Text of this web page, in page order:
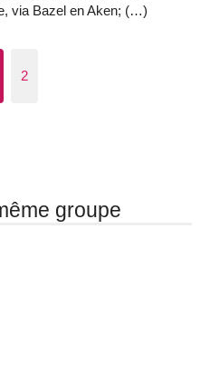
via Bazel en Aken; (…)
2
groupe